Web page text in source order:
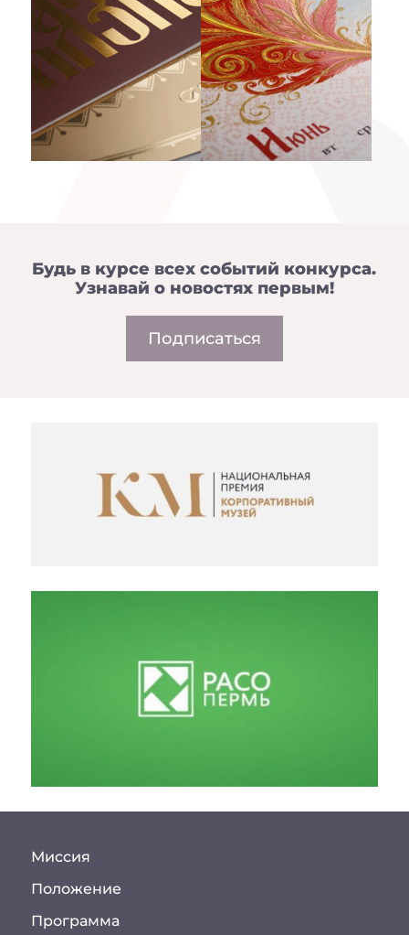
Будь в курсе всех событий конкурса.
Узнавай о новостях первым!
Подписаться
Миссия
Положение
Программа